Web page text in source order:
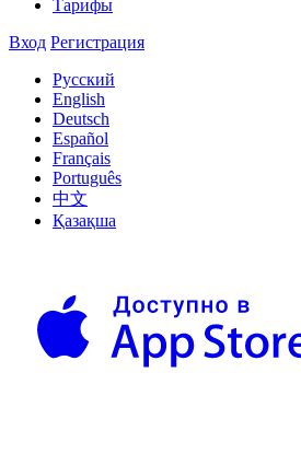
Тарифы
Вход Регистрация
Русский
English
Deutsch
Español
Français
Português
中文
Қазақша